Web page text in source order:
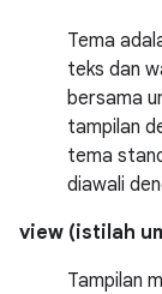
Tema
teks dan
bersama
tampilan
tema
diawali
view (istilah
Tampilan